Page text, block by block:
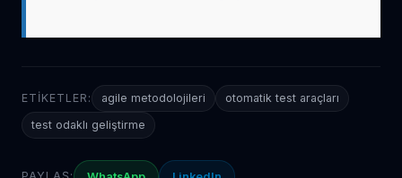
ETIKETLER: agile metodolojileri
otomatik test araçları
test odaklı geliştirme